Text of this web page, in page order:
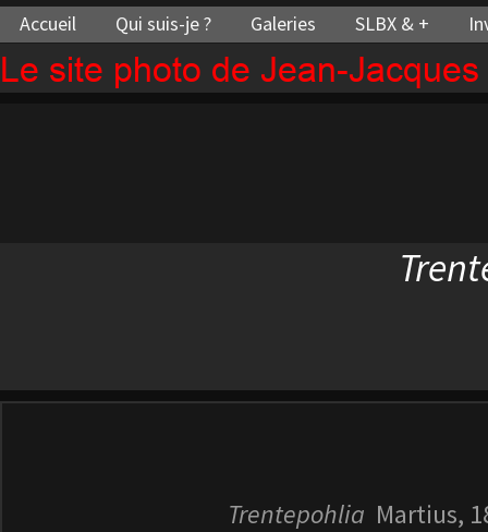
Le site photo de Jean-
Accueil Qui suis-je ? Galeries SLBX & +
Trentepohlia Martius,